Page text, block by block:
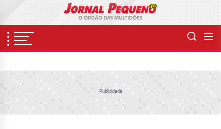
content
Publicidade